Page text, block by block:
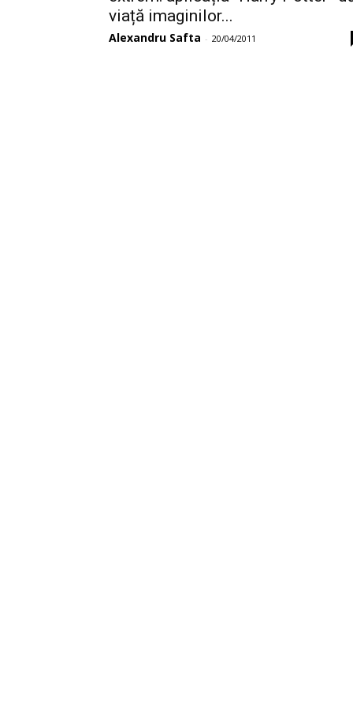
viață imaginilor...
Alexandru Safta - 20/04/2011